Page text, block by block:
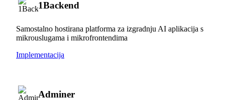
1Backend
Samostalno hostirana platforma za izgradnju AI aplikacija s
mikrouslugama i mikrofrontendima
Implementacija
Adminer